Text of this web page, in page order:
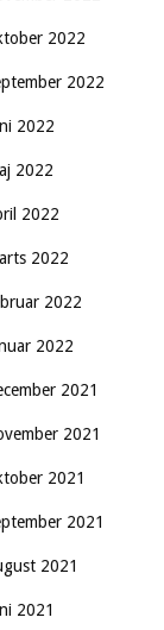
2022
2022
2022
2022
2022
2022
2022
2022
2021
2021
2021
2021
2021
2021